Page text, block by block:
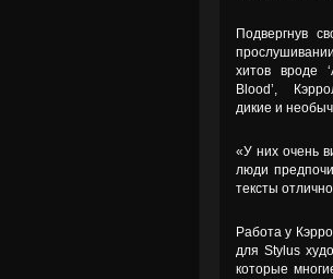
Подвергнув
хитов вроде
Blood’,
дикие и
«У них очень
люди
тексты
Работа у
для Stylus
которые